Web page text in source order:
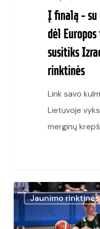
Prancūzijos
Į finalą –
dėl
susitiks
rinktinės
Link savo
Lietuvoje
merginų
U18
Lietuvos
rinktinė
Jaunimo rinktinės